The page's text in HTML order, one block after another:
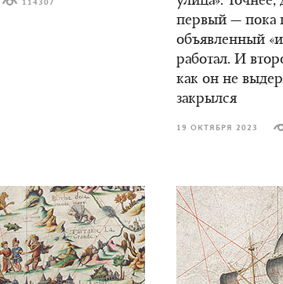
114307
первый — пока
объявленный
работал. И
как он не
закрылся
19 ОКТЯБРЯ 2023